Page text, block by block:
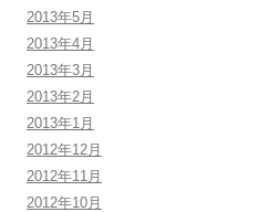
2013年5月
2013年4月
2013年3月
2013年2月
2013年1月
2012年12月
2012年11月
2012年10月